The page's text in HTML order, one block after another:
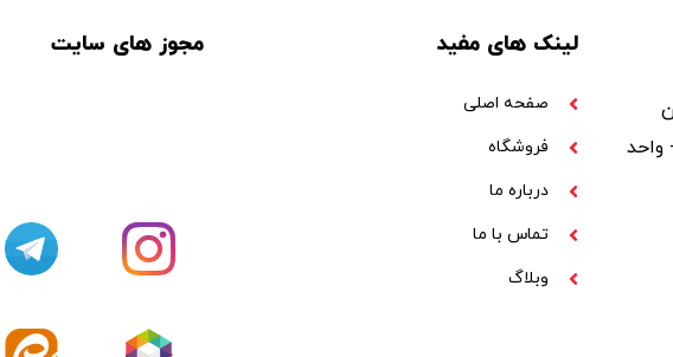
کوچه مزارشریف- پلاک 22- واحد
لینک های مفید
صفحه اصلی
فروشگاه
درباره ما
تماس با ما
وبلاگ
مجوز های سایت